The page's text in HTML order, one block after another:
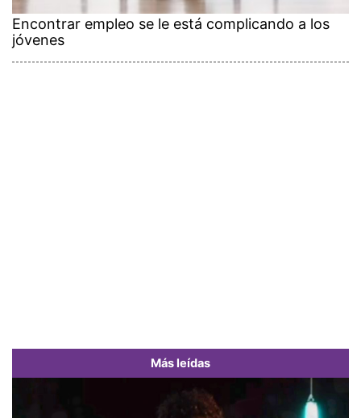
Encontrar empleo se le está complicando a los
jóvenes
Más leídas